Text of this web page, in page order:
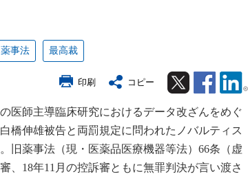
薬事法 最高裁
印刷 コピー Twitter Facebook
医師主導臨床研究におけるデータ改ざんをめぐ
橋伸雄被告と両罰規定に問われたノバルティス
旧薬事法（現・医薬品医療機器等法）66条（虚
、18年11月の控訴審ともに無罪判決が言い渡さ